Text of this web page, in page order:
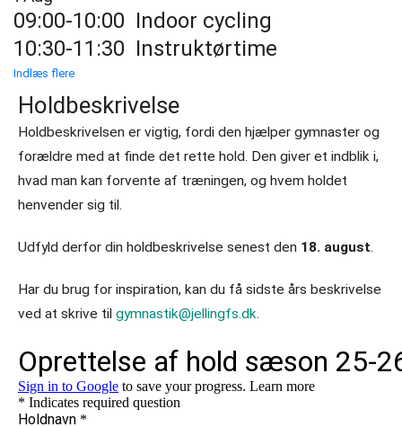
09:00-10:00 Indoor cycling
10:30-11:30 Instruktørtime
Indlæs flere
Holdbeskrivelse
Holdbeskrivelsen er vigtig, fordi den hjælper gymnaster og
forældre med at finde det rette hold. Den giver et indblik i,
hvad man kan forvente af træningen, og hvem holdet
henvender sig til.
Udfyld derfor din holdbeskrivelse senest den 18. august.
Har du brug for inspiration, kan du få sidste års beskrivelse
ved at skrive til gymnastik@jellingfs.dk.